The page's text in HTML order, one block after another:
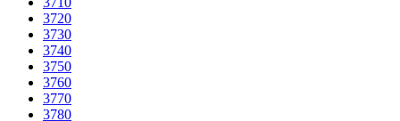
3720
3730
3740
3750
3760
3770
3780